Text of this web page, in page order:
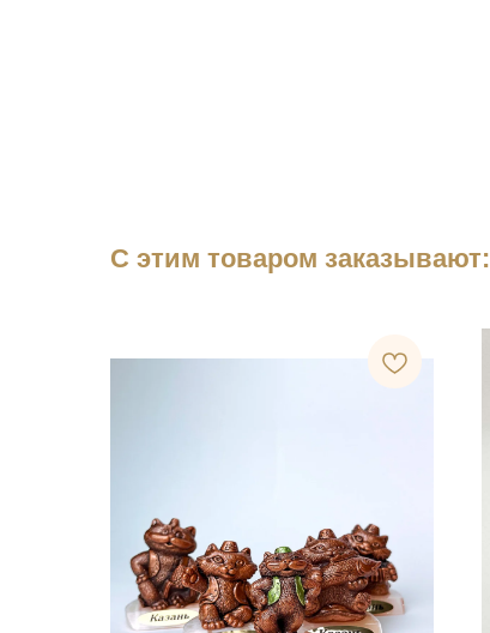
С этим товаром заказывают: